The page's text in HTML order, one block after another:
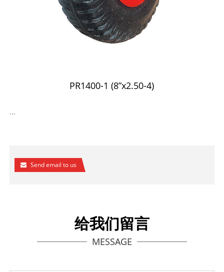
PR1400-1 (8”x2.50-4)
...
Send email to us
给我们留言
MESSAGE